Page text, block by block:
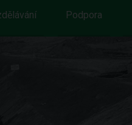
Podpora